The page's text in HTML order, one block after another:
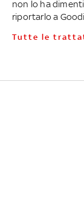
non lo ha
riportarlo a
Tutte le